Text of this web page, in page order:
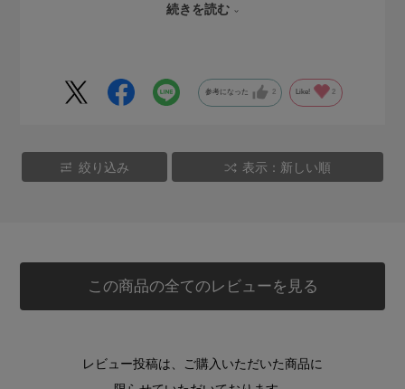
てくれているので、買ってよかったです。きっと大切にして
続きを読む
参考になった 2 Like! 2
絞り込み 表示：新しい順
この商品の全てのレビューを見る
レビュー投稿は、ご購入いただいた商品に